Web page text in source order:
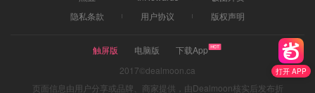
打开 APP
隐私条款
用户协议 版权声明
触屏版 电脑版
下载App
2017©dealmoon.ca
页面信息由用户分享或品牌、商家提供，由Dealmoon核实后发布折